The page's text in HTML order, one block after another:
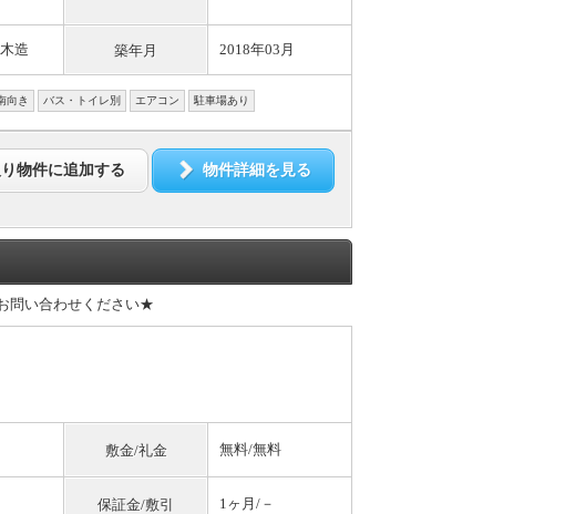
造 築年月 2018年03月
向き バス・トイレ別 エアコン 駐車場あり
物件に追加する 物件詳細を見る
問い合わせください★
敷金/礼金 無料/無料
保証金/敷引 1ヶ月/－